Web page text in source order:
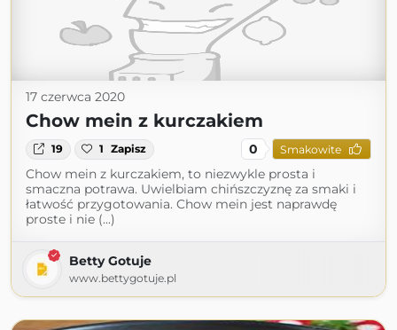
17 czerwca 2020
Chow mein z kurczakiem
19 1 Zapisz 0 Smakowite
Chow mein z kurczakiem, to niezwykle prosta i
smaczna potrawa. Uwielbiam chińszczyznę za smaki i
łatwość przygotowania. Chow mein jest naprawdę
proste i nie (...)
Betty Gotuje
www.bettygotuje.pl